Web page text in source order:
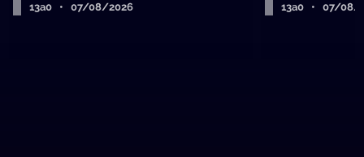
13a0 • 07/08/2026
13a0 • 07/08/